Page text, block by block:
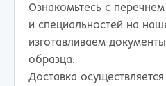
Ознакомьтесь с
и специальностей на
изготавливаем
образца.
Доставка